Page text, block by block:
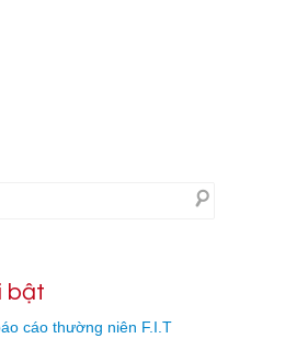
bật
cáo thường niên F.I.T